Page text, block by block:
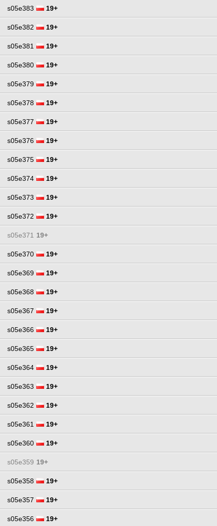
s05e383 19+
s05e382 19+
s05e381 19+
s05e380 19+
s05e379 19+
s05e378 19+
s05e377 19+
s05e376 19+
s05e375 19+
s05e374 19+
s05e373 19+
s05e372 19+
s05e371 19+
s05e370 19+
s05e369 19+
s05e368 19+
s05e367 19+
s05e366 19+
s05e365 19+
s05e364 19+
s05e363 19+
s05e362 19+
s05e361 19+
s05e360 19+
s05e359 19+
s05e358 19+
s05e357 19+
s05e356 19+